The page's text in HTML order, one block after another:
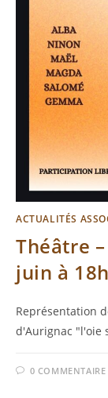
ACTUALITÉS
Théâtre
juin à
Représentation
d'Aurignac "l'oie
0 COMMENTAIRE